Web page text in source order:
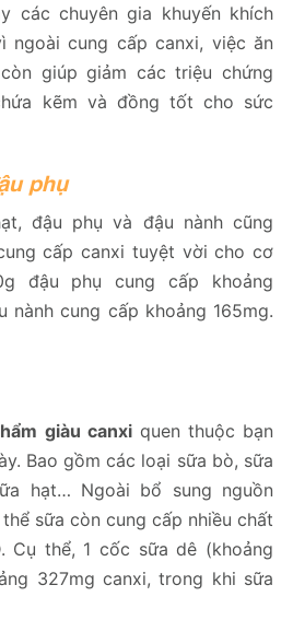
các chuyên gia khuyến khích
ngoài cung cấp canxi, việc ăn
giúp giảm các triệu chứng
kẽm và đồng tốt cho sức
phụ
đậu phụ và đậu nành cũng
cấp canxi tuyệt vời cho cơ
đậu phụ cung cấp khoảng
nành cung cấp khoảng 165mg.
giàu canxiquen thuộc bạn
Bao gồm các loại sữa bò, sữa
hạt… Ngoài bổ sung nguồn
sữa còn cung cấp nhiều chất
Cụ thể, 1 cốc sữa dê (khoảng
327mg canxi, trong khi sữa